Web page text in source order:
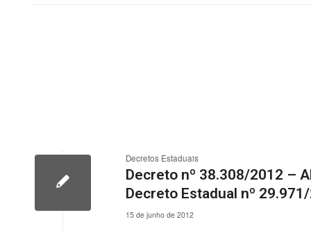
Decretos Estaduais
Decreto nº 38.308/2012 –
Decreto Estadual nº
15 de junho de 2012